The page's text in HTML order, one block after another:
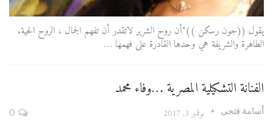
يقول ((جون رسكن ))"أن روح الشرير لاتقدر أن تفهم الجمال ، الروح الحية،
الطاهرة والشريفة هي وحدها القادرة على فهمها …
الفنانة التشكيلية المصرية …وفاء محمد
أسامة فتحى نوفمبر 3, 2017